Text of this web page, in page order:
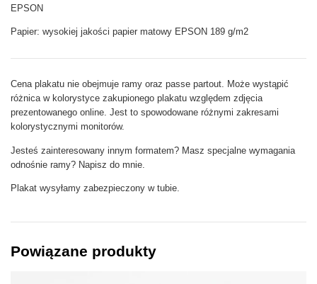
EPSON
Papier: wysokiej jakości papier matowy EPSON 189 g/m2
Cena plakatu nie obejmuje ramy oraz passe partout. Może wystąpić
różnica w kolorystyce zakupionego plakatu względem zdjęcia
prezentowanego online. Jest to spowodowane różnymi zakresami
kolorystycznymi monitorów.
Jesteś zainteresowany innym formatem? Masz specjalne wymagania
odnośnie ramy? Napisz do mnie.
Plakat wysyłamy zabezpieczony w tubie.
Powiązane produkty